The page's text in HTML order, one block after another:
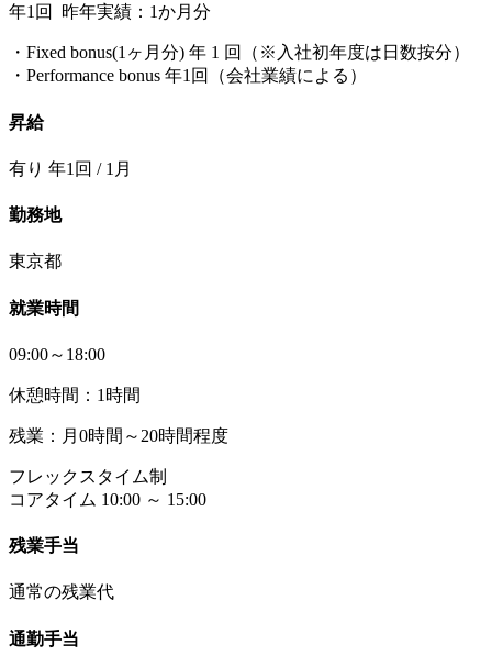
年1回 昨年実績：1か月分
・Fixed bonus(1ヶ月分) 年 1 回（※入社初年度は日数按分）
・Performance bonus 年1回（会社業績による）
昇給
有り 年1回 / 1月
勤務地
東京都
就業時間
09:00～18:00
休憩時間：1時間
残業：月0時間～20時間程度
フレックスタイム制
コアタイム 10:00 ～ 15:00
残業手当
通常の残業代
通勤手当